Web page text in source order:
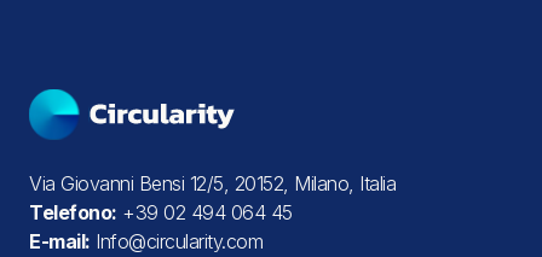
Via Giovanni Bensi 12/5, 20152, Milano, Italia
Telefono: +39 02 494 064 45
E-mail: Info@circularity.com